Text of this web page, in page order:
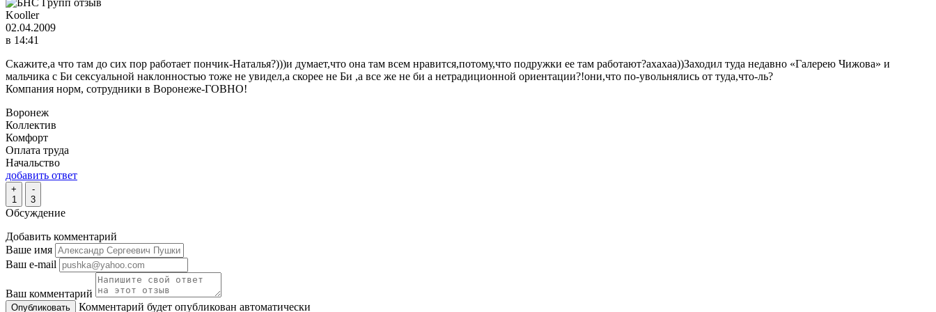
Kooller
02.04.2009
в 14:41
Скажите,а что там до сих пор работает пончик-Наталья?)))и думает,что она там всем нравится,потому,что подружки ее там работают?ахахаа))Заходил туда недавно «Галерею Чижова» и
мальчика с Би сексуальной наклонностью тоже не увидел,а скорее не Би ,а все же не би а нетрадиционной ориентации?!они,что по-увольнялись от туда,что-ль?
Компания норм, сотрудники в Воронеже-ГОВНО!
Воронеж
Коллектив
Комфорт
Оплата труда
Начальство
добавить ответ
+
1
-
3
Обсуждение
Добавить комментарий
Ваше имя
Ваш e-mail
Ваш комментарий
Комментарий будет опубликован автоматически